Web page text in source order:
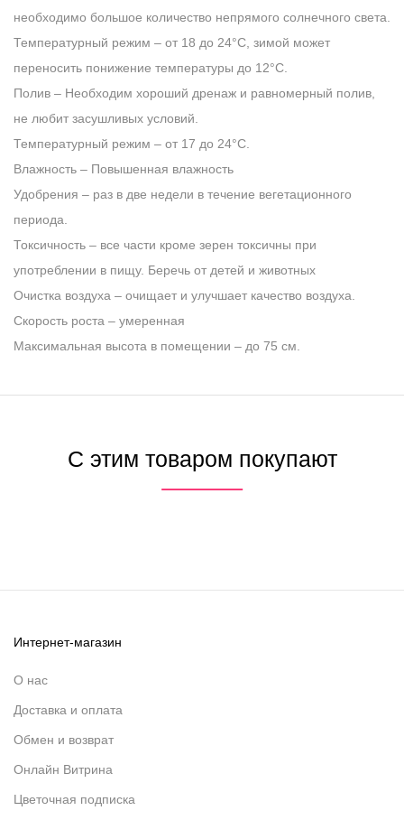
необходимо большое количество непрямого солнечного света.
Температурный режим – от 18 до 24°C, зимой может
переносить понижение температуры до 12°C.
Полив – Необходим хороший дренаж и равномерный полив,
не любит засушливых условий.
Температурный режим – от 17 до 24°C.
Влажность – Повышенная влажность
Удобрения – раз в две недели в течение вегетационного
периода.
Токсичность – все части кроме зерен токсичны при
употреблении в пищу. Беречь от детей и животных
Очистка воздуха – очищает и улучшает качество воздуха.
Скорость роста – умеренная
Максимальная высота в помещении – до 75 см.
С этим товаром покупают
Интернет-магазин
О нас
Доставка и оплата
Обмен и возврат
Онлайн Витрина
Цветочная подписка